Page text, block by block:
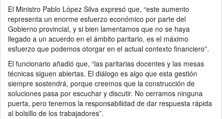
El Ministro Pablo López Silva expresó que, “este aumento
representa un enorme esfuerzo económico por parte del
Gobierno provincial, y si bien lamentamos que no se haya
llegado a un acuerdo en el ámbito paritario, es el máximo
esfuerzo que podemos otorgar en el actual contexto financiero”.
El funcionario añadió que, “las paritarias docentes y las mesas
técnicas siguen abiertas. El diálogo es algo que esta gestión
siempre sostendrá, porque creemos que la construcción de
soluciones pasa por escuchar y discutir. No cerramos ninguna
puerta, pero tenemos la responsabilidad de dar respuesta rápida
al bolsillo de los trabajadores”.